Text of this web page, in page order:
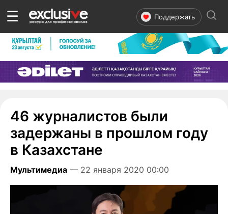
☰ Поддержать
46 журналистов были
задержаны в прошлом году
в Казахстане
Мультимедиа — 22 января 2020 00:00